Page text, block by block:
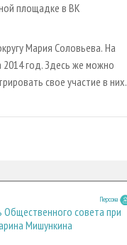
площадке в ВК
Мария Соловьева. На
год. Здесь же можно
свое участие в них.
Персона
совета при
Мишункина